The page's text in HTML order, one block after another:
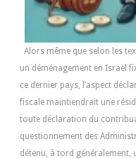
Alors même que selon les
un déménagement en Israël
ce dernier pays, l’aspect
fiscale maintiendrait une
toute déclaration du
questionnement des
détenu, à tord généralement,